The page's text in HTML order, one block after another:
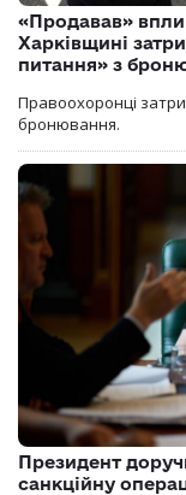
«Продавав»
Харківщині
питання» з
Правоохоронці
бронювання.
Президент
санкційну